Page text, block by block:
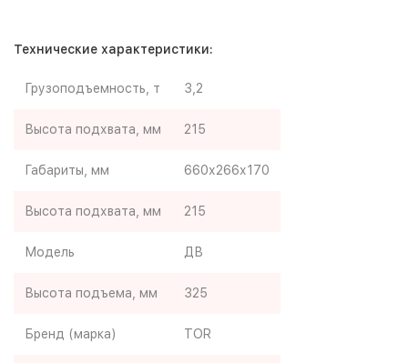
Технические характеристики:
Грузоподъемность, т 3,2
Высота подхвата, мм 215
Габариты, мм 660х266х170
Высота подхвата, мм 215
Модель ДВ
Высота подъема, мм 325
Бренд (марка) TOR